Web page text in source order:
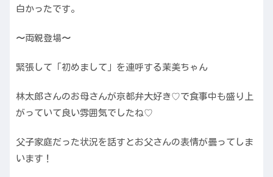
白かったです。
〜両親登場〜
緊張して「初めまして」を連呼する茉美ちゃん
林太郎さんのお母さんが京都弁大好き♡で食事中も盛り上
がっていて良い雰囲気でしたね♡
父子家庭だった状況を話すとお父さんの表情が曇ってしま
います！